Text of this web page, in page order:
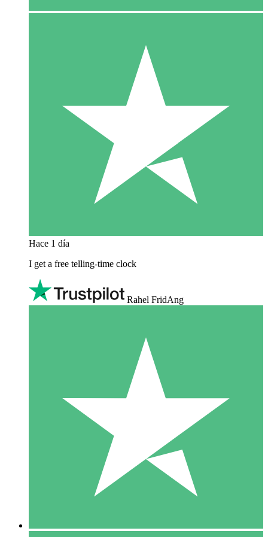
Hace 1 día
I get a free telling-time clock
Rahel FridAng